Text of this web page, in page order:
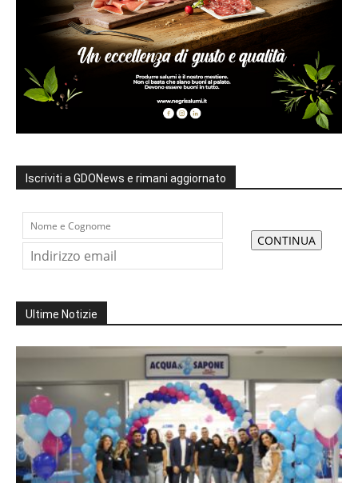
Iscriviti a GDONews e rimani aggiornato
Ultime Notizie